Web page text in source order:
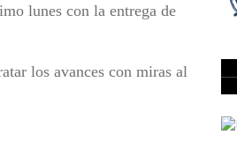
lunes con la entrega de
los avances con miras al